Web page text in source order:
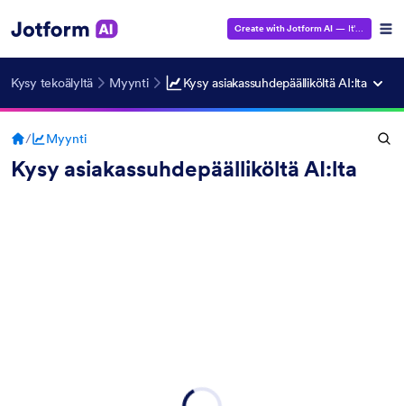
Create with Jotform AI — It's Free!
Kysy tekoälyltä Myynti Kysy asiakassuhdepäälliköltä AI:lta
/ Myynti
Kysy asiakassuhdepäälliköltä AI:lta